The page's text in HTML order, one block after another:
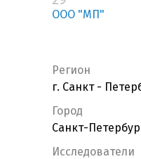
ООО "МП"
Регион
г. Санкт -
Город
Санкт-
Исследователи